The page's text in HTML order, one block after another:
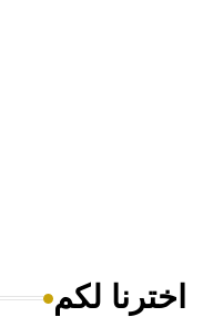
اخترنا لكم